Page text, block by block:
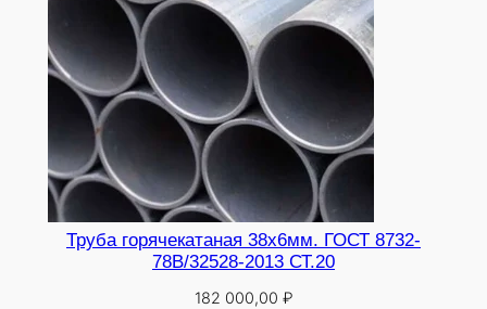
Труба горячекатаная 38х6мм. ГОСТ 8732-
78В/32528-2013 СТ.20
182 000,00 ₽